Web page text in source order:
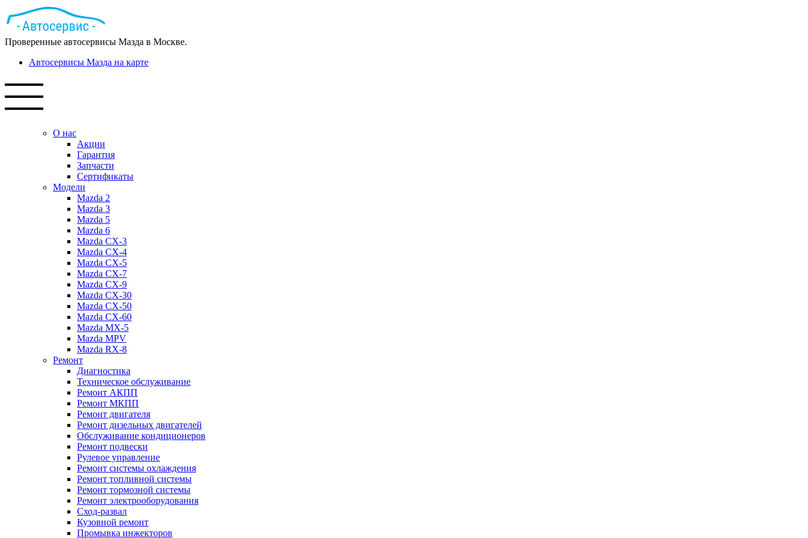
Проверенные автосервисы Мазда в Москве.
Автосервисы Мазда на карте
О нас
Акции
Гарантия
Запчасти
Сертификаты
Модели
Mazda 2
Mazda 3
Mazda 5
Mazda 6
Mazda СХ-3
Mazda СХ-4
Mazda СХ-5
Mazda CX-7
Mazda CX-9
Mazda CX-30
Mazda СХ-50
Mazda СХ-60
Mazda MX-5
Mazda MPV
Mazda RX-8
Ремонт
Диагностика
Техническое обслуживание
Ремонт АКПП
Ремонт МКПП
Ремонт двигателя
Ремонт дизельных двигателей
Обслуживание кондиционеров
Ремонт подвески
Рулевое управление
Ремонт системы охлаждения
Ремонт топливной системы
Ремонт тормозной системы
Ремонт электрооборудования
Сход-развал
Кузовной ремонт
Промывка инжекторов